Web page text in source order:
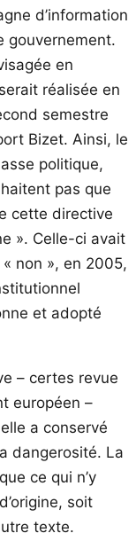
d’information
gouvernement.
en
réalisée en
semestre
Bizet. Ainsi, le
politique,
pas que
cette directive
». Celle-ci avait
non », en 2005,
et adopté
– certes revue
européen –
a conservé
dangerosité. La
ce qui n’y
soit
texte.